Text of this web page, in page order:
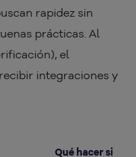
rapidez sin
prácticas. Al
el
integraciones y
Qué hacer si